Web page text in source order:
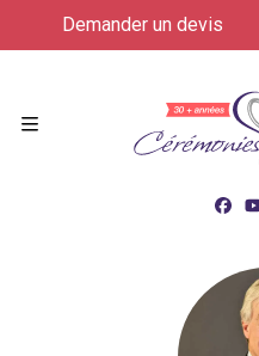
Demander un devis